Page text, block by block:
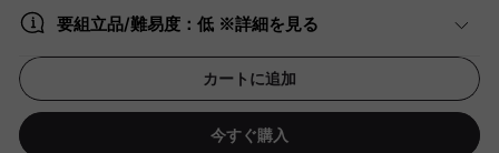
要組立品/難易度：低 ※詳細を見る
カートに追加
今すぐ購入